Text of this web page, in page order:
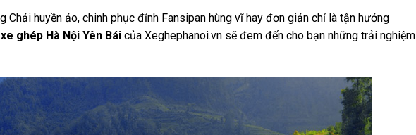
Chải huyền ảo, chinh phục đỉnh Fansipan hùng vĩ hay đơn giản chỉ là tận hưởng
xe ghép Hà Nội Yên Bái của Xeghephanoi.vn sẽ đem đến cho bạn những trải nghiệm